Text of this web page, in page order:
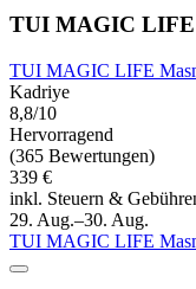
TUI MAGIC LIFE
TUI MAGIC LIFE
Kadriye
8,8/10
Hervorragend
(365 Bewertungen)
339 €
inkl. Steuern &
29. Aug.–30. Aug.
TUI MAGIC LIFE